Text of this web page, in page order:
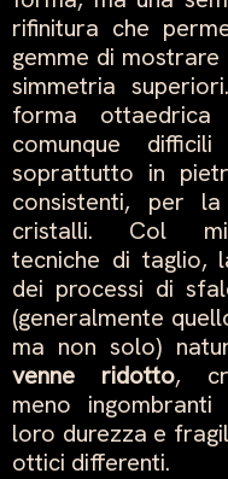
rifinitura che
gemme di
simmetria
forma ottaedrica
comunque
soprattutto in
consistenti, per
cristalli. Col
tecniche di taglio,
dei processi di
(generalmente
ma non solo)
venne ridotto,
meno
loro durezza e
ottici differenti.